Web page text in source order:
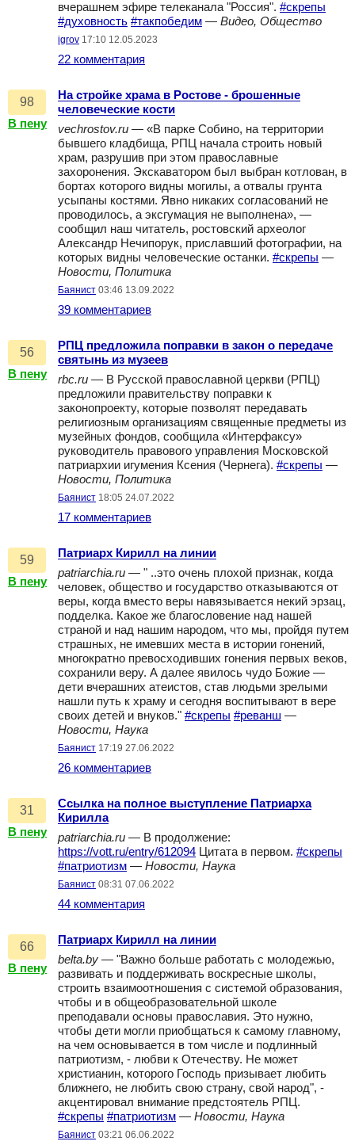
вчерашнем эфире телеканала "Россия". #скрепы
#духовность #такпобедим — Видео, Общество
igrov 17:10 12.05.2023
22 комментария
98
В пену
На стройке храма в Ростове - брошенные
человеческие кости
vechrostov.ru — «В парке Собино, на территории
бывшего кладбища, РПЦ начала строить новый
храм, разрушив при этом православные
захоронения. Экскаватором был выбран котлован, в
бортах которого видны могилы, а отвалы грунта
усыпаны костями. Явно никаких согласований не
проводилось, а эксгумация не выполнена», —
сообщил наш читатель, ростовский археолог
Александр Нечипорук, приславший фотографии, на
которых видны человеческие останки. #скрепы —
Новости, Политика
Баянист 03:46 13.09.2022
39 комментариев
56
В пену
РПЦ предложила поправки в закон о передаче
святынь из музеев
rbc.ru — В Русской православной церкви (РПЦ)
предложили правительству поправки к
законопроекту, которые позволят передавать
религиозным организациям священные предметы из
музейных фондов, сообщила «Интерфаксу»
руководитель правового управления Московской
патриархии игумения Ксения (Чернега). #скрепы —
Новости, Политика
Баянист 18:05 24.07.2022
17 комментариев
59
В пену
Патриарх Кирилл на линии
patriarchia.ru — " ..это очень плохой признак, когда
человек, общество и государство отказываются от
веры, когда вместо веры навязывается некий эрзац,
подделка. Какое же благословение над нашей
страной и над нашим народом, что мы, пройдя путем
страшных, не имевших места в истории гонений,
многократно превосходивших гонения первых веков,
сохранили веру. А далее явилось чудо Божие —
дети вчерашних атеистов, став людьми зрелыми
нашли путь к храму и сегодня воспитывают в вере
своих детей и внуков." #скрепы #реванш —
Новости, Наука
Баянист 17:19 27.06.2022
26 комментариев
31
В пену
Ссылка на полное выступление Патриарха
Кирилла
patriarchia.ru — В продолжение:
https://vott.ru/entry/612094 Цитата в первом. #скрепы
#патриотизм — Новости, Наука
Баянист 08:31 07.06.2022
44 комментария
66
В пену
Патриарх Кирилл на линии
belta.by — "Важно больше работать с молодежью,
развивать и поддерживать воскресные школы,
строить взаимоотношения с системой образования,
чтобы и в общеобразовательной школе
преподавали основы православия. Это нужно,
чтобы дети могли приобщаться к самому главному,
на чем основывается в том числе и подлинный
патриотизм, - любви к Отечеству. Не может
христианин, которого Господь призывает любить
ближнего, не любить свою страну, свой народ", -
акцентировал внимание предстоятель РПЦ.
#скрепы #патриотизм — Новости, Наука
Баянист 03:21 06.06.2022